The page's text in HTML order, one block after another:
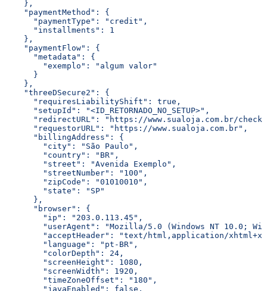
    },
    "paymentMethod": {
      "paymentType": "credit",
      "installments": 1
    },
    "paymentFlow": {
      "metadata": {
        "exemplo": "algum valor"
      }
    },
    "threeDSecure2": {
      "requiresLiabilityShift": true,
      "setupId": "<ID_RETORNADO_NO_SETUP>",
"redirectURL": "https://www.sualoja.com.br/
      "requestorURL": "https://www.sualoja.com.br",
      "billingAddress": {
        "city": "São Paulo",
        "country": "BR",
        "street": "Avenida Exemplo",
        "streetNumber": "100",
        "zipCode": "01010010",
        "state": "SP"
      },
      "browser": {
        "ip": "203.0.113.45",
"userAgent": "Mozilla/5.0 (Windows NT 10.0;
"acceptHeader": "text/html,application/
        "language": "pt-BR",
        "colorDepth": 24,
        "screenHeight": 1080,
        "screenWidth": 1920,
        "timeZoneOffset": "180",
        "javaEnabled": false,